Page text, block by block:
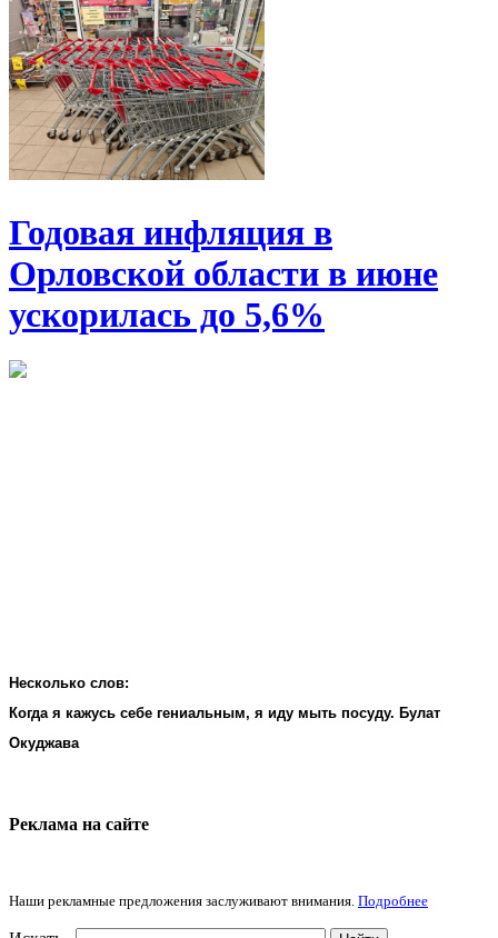
Годовая инфляция в
Орловской области в июне
ускорилась до 5,6%
Несколько слов:
Когда я кажусь себе гениальным, я иду мыть посуду. Булат
Окуджава
Реклама на cайте
Наши рекламные предложения заслуживают внимания. Подробнее